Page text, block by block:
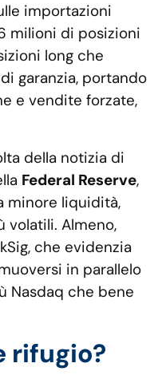
importazioni
milioni di posizioni
long che
garanzia, portando
e vendite forzate,
della notizia di
Federal Reserve,
minore liquidità,
volatili. Almeno,
che evidenzia
in parallelo
Nasdaq che bene
rifugio?